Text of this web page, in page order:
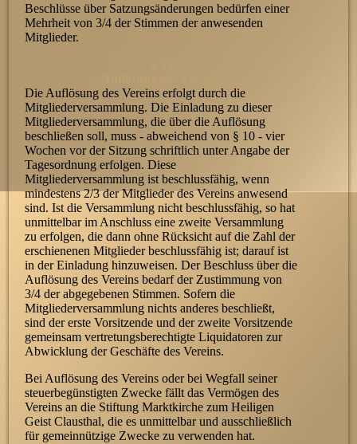
Beschlüsse über Satzungsänderungen bedürfen einer
Mehrheit von 3/4 der Stimmen der anwesenden
Mitglieder.
Die Auflösung des Vereins erfolgt durch die
Mitgliederversammlung. Die Einladung zu dieser
Mitgliederversammlung, die über die Auflösung
beschließen soll, muss - abweichend von § 10 - vier
Wochen vor der Sitzung schriftlich unter Angabe der
Tagesordnung erfolgen. Diese
Mitgliederversammlung ist beschlussfähig, wenn
mindestens 2/3 der Mitglieder des Vereins anwesend
sind. Ist die Versammlung nicht beschlussfähig, so hat
unmittelbar im Anschluss eine zweite Versammlung
zu erfolgen, die dann ohne Rücksicht auf die Zahl der
erschienenen Mitglieder beschlussfähig ist; darauf ist
in der Einladung hinzuweisen. Der Beschluss über die
Auflösung des Vereins bedarf der Zustimmung von
3/4 der abgegebenen Stimmen. Sofern die
Mitgliederversammlung nichts anderes beschließt,
sind der erste Vorsitzende und der zweite Vorsitzende
gemeinsam vertretungsberechtigte Liquidatoren zur
Abwicklung der Geschäfte des Vereins.
Bei Auflösung des Vereins oder bei Wegfall seiner
steuerbegünstigten Zwecke fällt das Vermögen des
Vereins an die Stiftung Marktkirche zum Heiligen
Geist Clausthal, die es unmittelbar und ausschließlich
für gemeinnützige Zwecke zu verwenden hat.